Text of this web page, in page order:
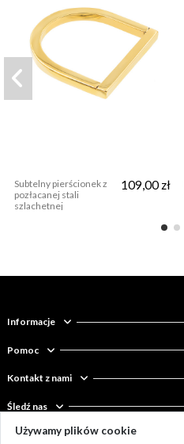
Subtelny pierścionek z
pozłacanej stali
szlachetnej
109,00 zł
Informacje
Pomoc
Kontakt z nami
Śledź nas
Newsletter
Używamy plików cookie